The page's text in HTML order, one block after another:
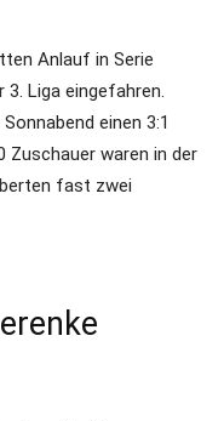
Anlauf in Serie
3. Liga eingefahren.
einen 3:1
Zuschauer waren in der
fast zwei